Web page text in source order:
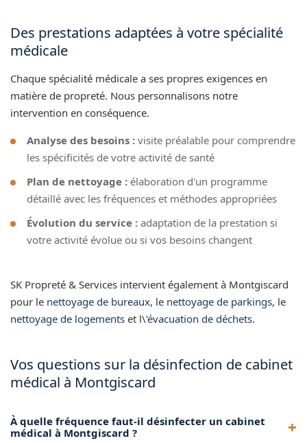
Des prestations adaptées à votre spécialité
médicale
Chaque spécialité médicale a ses propres exigences en
matière de propreté. Nous personnalisons notre
intervention en conséquence.
Analyse des besoins : visite préalable pour comprendre
les spécificités de votre activité de santé
Plan de nettoyage : élaboration d'un programme
détaillé avec les fréquences et méthodes appropriées
Évolution du service : adaptation de la prestation si
votre activité évolue ou si vos besoins changent
SK Propreté & Services intervient également à Montgiscard
pour le nettoyage de bureaux, le nettoyage de parkings, le
nettoyage de logements et l\'évacuation de déchets.
Vos questions sur la désinfection de cabinet
médical à Montgiscard
À quelle fréquence faut-il désinfecter un cabinet
médical à Montgiscard ?